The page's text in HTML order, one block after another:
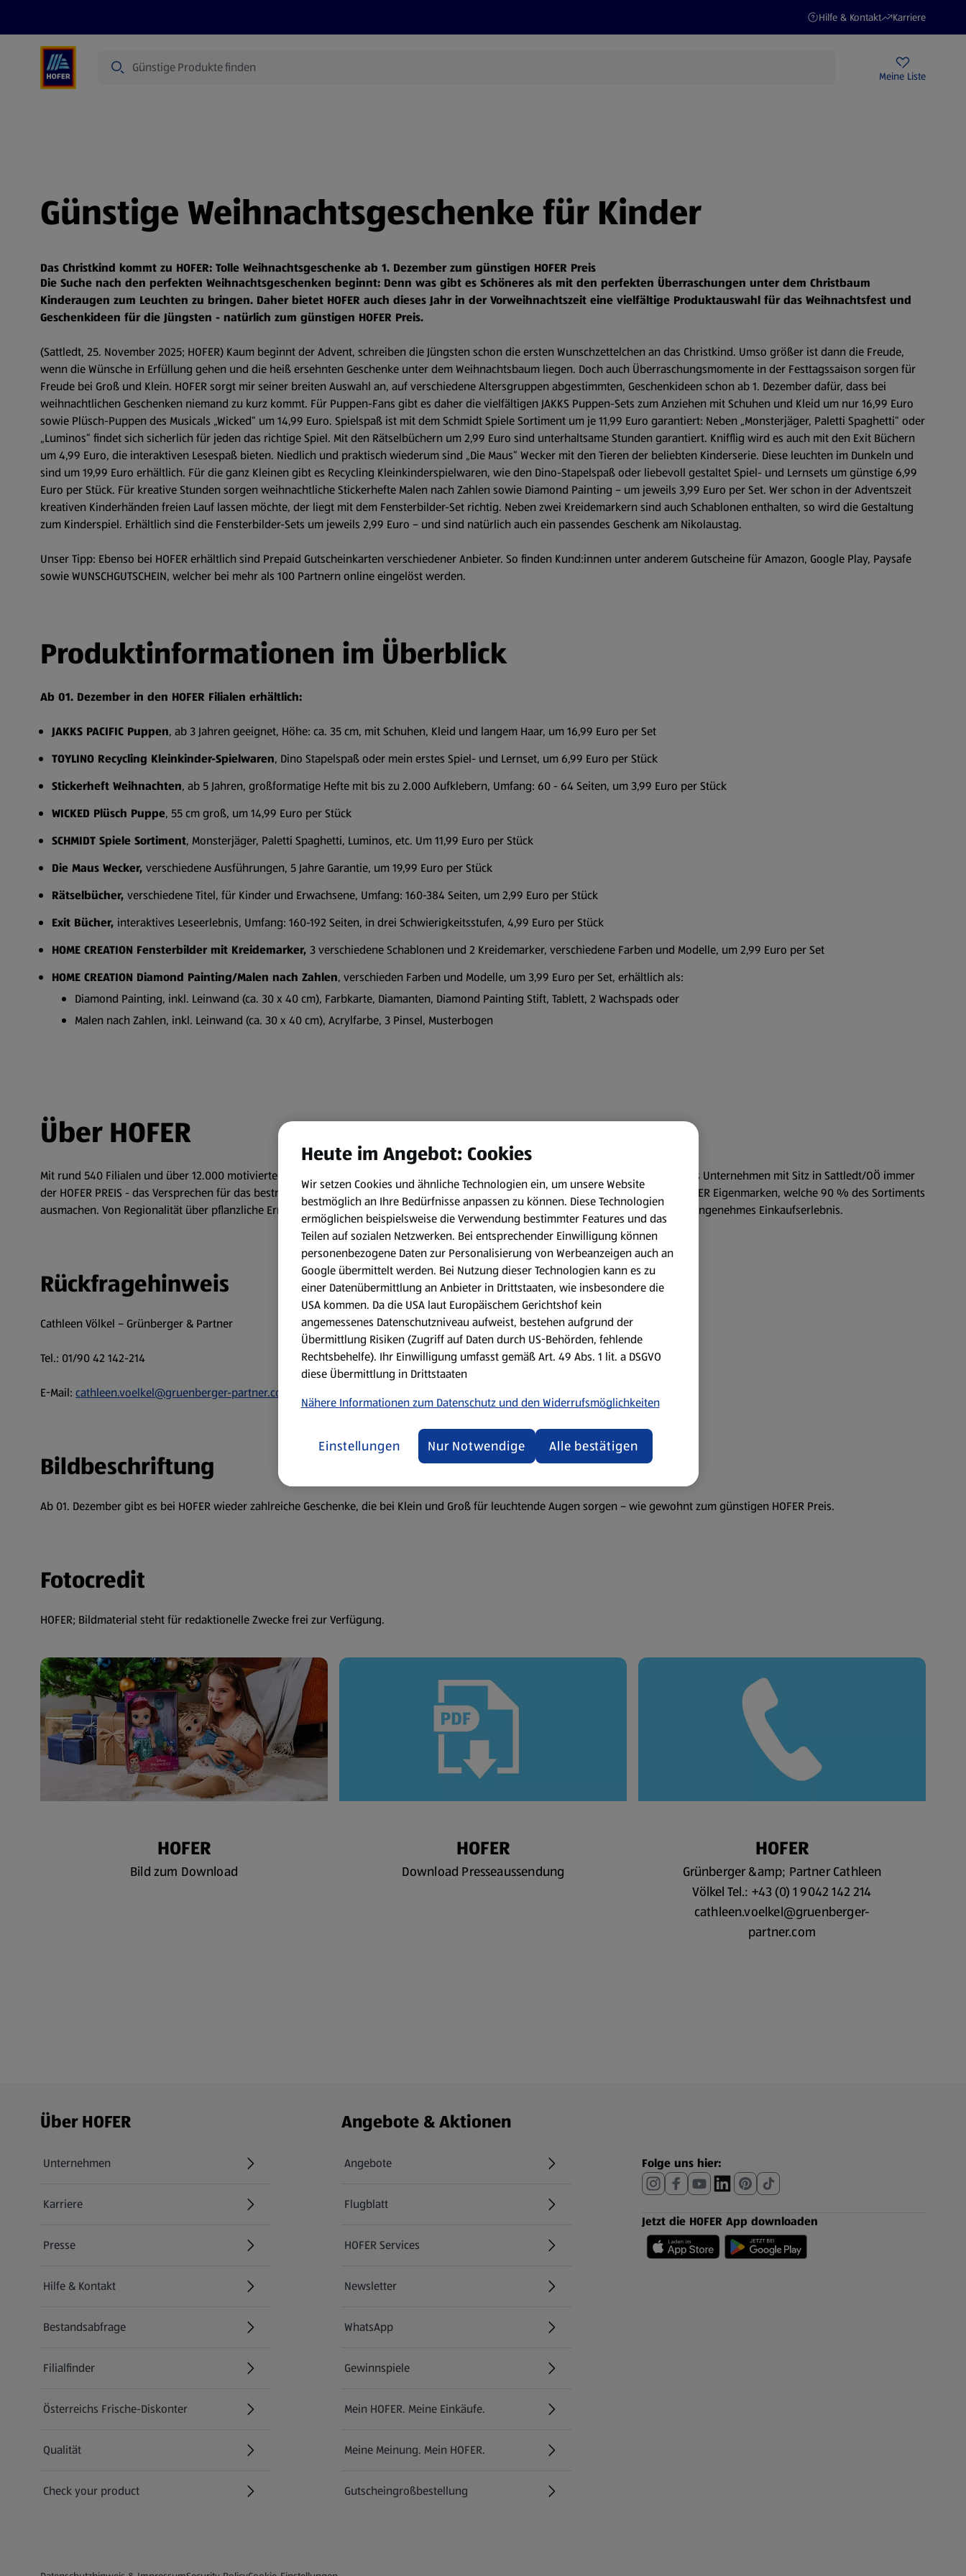
Hilfe & Kontakt
(öffnet in einem neuen Tab)
Karriere
(öffnet in einem
Meine Liste
Günstige Weihnachtsgeschenke für Kinder
Das Christkind kommt zu HOFER: Tolle Weihnachtsgeschenke ab 1. Dezember zum günstigen HOFER Preis
Die Suche nach den perfekten Weihnachtsgeschenken beginnt: Denn was gibt es Schöneres als mit den perfekten Überraschungen unter dem Christbaum
Kinderaugen zum Leuchten zu bringen. Daher bietet HOFER auch dieses Jahr in der Vorweihnachtszeit eine vielfältige Produktauswahl für das Weihnachtsfest und
Geschenkideen für die Jüngsten - natürlich zum günstigen HOFER Preis.
(Sattledt, 25. November 2025; HOFER) Kaum beginnt der Advent, schreiben die Jüngsten schon die ersten Wunschzettelchen an das Christkind. Umso größer ist dann die Freude,
wenn die Wünsche in Erfüllung gehen und die heiß ersehnten Geschenke unter dem Weihnachtsbaum liegen. Doch auch Überraschungsmomente in der Festtagssaison sorgen für
Freude bei Groß und Klein. HOFER sorgt mir seiner breiten Auswahl an, auf verschiedene Altersgruppen abgestimmten, Geschenkideen schon ab 1. Dezember dafür, dass bei
weihnachtlichen Geschenken niemand zu kurz kommt. Für Puppen-Fans gibt es daher die vielfältigen JAKKS Puppen-Sets zum Anziehen mit Schuhen und Kleid um nur 16,99 Euro
sowie Plüsch-Puppen des Musicals „Wicked“ um 14,99 Euro. Spielspaß ist mit dem Schmidt Spiele Sortiment um je 11,99 Euro garantiert: Neben „Monsterjäger, Paletti Spaghetti“ oder
„Luminos“ findet sich sicherlich für jeden das richtige Spiel. Mit den Rätselbüchern um 2,99 Euro sind unterhaltsame Stunden garantiert. Knifflig wird es auch mit den Exit Büchern
um 4,99 Euro, die interaktiven Lesespaß bieten. Niedlich und praktisch wiederum sind „Die Maus“ Wecker mit den Tieren der beliebten Kinderserie. Diese leuchten im Dunkeln und
sind um 19,99 Euro erhältlich. Für die ganz Kleinen gibt es Recycling Kleinkinderspielwaren, wie den Dino-Stapelspaß oder liebevoll gestaltet Spiel- und Lernsets um günstige 6,99
Euro per Stück. Für kreative Stunden sorgen weihnachtliche Stickerhefte Malen nach Zahlen sowie Diamond Painting – um jeweils 3,99 Euro per Set. Wer schon in der Adventszeit
kreativen Kinderhänden freien Lauf lassen möchte, der liegt mit dem Fensterbilder-Set richtig. Neben zwei Kreidemarkern sind auch Schablonen enthalten, so wird die Gestaltung
zum Kinderspiel. Erhältlich sind die Fensterbilder-Sets um jeweils 2,99 Euro – und sind natürlich auch ein passendes Geschenk am Nikolaustag.
Unser Tipp: Ebenso bei HOFER erhältlich sind Prepaid Gutscheinkarten verschiedener Anbieter. So finden Kund:innen unter anderem Gutscheine für Amazon, Google Play, Paysafe
sowie WUNSCHGUTSCHEIN, welcher bei mehr als 100 Partnern online eingelöst werden.
Produktinformationen im Überblick
Ab 01. Dezember in den HOFER Filialen erhältlich:
JAKKS PACIFIC Puppen, ab 3 Jahren geeignet, Höhe: ca. 35 cm, mit Schuhen, Kleid und langem Haar, um 16,99 Euro per Set
TOYLINO Recycling Kleinkinder-Spielwaren, Dino Stapelspaß oder mein erstes Spiel- und Lernset, um 6,99 Euro per Stück
Stickerheft Weihnachten, ab 5 Jahren, großformatige Hefte mit bis zu 2.000 Aufklebern, Umfang: 60 - 64 Seiten, um 3,99 Euro per Stück
WICKED Plüsch Puppe, 55 cm groß, um 14,99 Euro per Stück
SCHMIDT Spiele Sortiment, Monsterjäger, Paletti Spaghetti, Luminos, etc. Um 11,99 Euro per Stück
Die Maus Wecker, verschiedene Ausführungen, 5 Jahre Garantie, um 19,99 Euro per Stück
Rätselbücher, verschiedene Titel, für Kinder und Erwachsene, Umfang: 160-384 Seiten, um 2,99 Euro per Stück
Exit Bücher, interaktives Leseerlebnis, Umfang: 160-192 Seiten, in drei Schwierigkeitsstufen, 4,99 Euro per Stück
HOME CREATION Fensterbilder mit Kreidemarker, 3 verschiedene Schablonen und 2 Kreidemarker, verschiedene Farben und Modelle, um 2,99 Euro per Set
HOME CREATION Diamond Painting/Malen nach Zahlen, verschieden Farben und Modelle, um 3,99 Euro per Set, erhältlich als:
Diamond Painting, inkl. Leinwand (ca. 30 x 40 cm), Farbkarte, Diamanten, Diamond Painting Stift, Tablett, 2 Wachspads oder
Malen nach Zahlen, inkl. Leinwand (ca. 30 x 40 cm), Acrylfarbe, 3 Pinsel, Musterbogen
Über HOFER
Mit rund 540 Filialen und über 12.000 motivierten Mitarbeiter:innen ist HOFER Diskonter Nr. 1 in Österreich. Im Mittelpunkt steht für das Unternehmen mit Sitz in Sattledt/OÖ immer
der HOFER PREIS - das Versprechen für das bestmögliche Preis-Leistungs-Verhältnis. Dafür sorgen die starken und unabhängigen HOFER Eigenmarken, welche 90 % des Sortiments
ausmachen. Von Regionalität über pflanzliche Ernährung bis hin zu mehr Frische bietet HOFER seinen Kund:innen ein modernes und angenehmes Einkaufserlebnis.
Rückfragehinweis
Cathleen Völkel – Grünberger & Partner
Tel.: 01/90 42 142-214
E-Mail: cathleen.voelkel@gruenberger-partner.com
Bildbeschriftung
Ab 01. Dezember gibt es bei HOFER wieder zahlreiche Geschenke, die bei Klein und Groß für leuchtende Augen sorgen – wie gewohnt zum günstigen HOFER Preis.
Fotocredit
HOFER; Bildmaterial steht für redaktionelle Zwecke frei zur Verfügung.
HOFER
Bild zum Download
HOFER
Download Presseaussendung
HOFER
Grünberger &amp; Partner Cathleen
Völkel Tel.: +43 (0) 1 9042 142 214
cathleen.voelkel@gruenberger-
partner.com
Fußzeilenmenü - weitere Links
Über HOFER
Unternehmen
Karriere
(öffnet in einem neuen Tab)
Presse
Hilfe & Kontakt
(öffnet in einem neuen Tab)
Bestandsabfrage
(öffnet in einem neuen Tab)
Filialfinder
Österreichs Frische-Diskonter
Qualität
Check your product
(öffnet in einem neuen Tab)
Angebote & Aktionen
Angebote
Flugblatt
HOFER Services
Newsletter
WhatsApp
Gewinnspiele
Mein HOFER. Meine Einkäufe.
Meine Meinung. Mein HOFER.
Gutscheingroßbestellung
(öffnet in einem neuen Tab)
Folge uns hier:
Jetzt die HOFER App downloaden
Heute im Angebot: Cookies
Wir setzen Cookies und ähnliche Technologien ein, um unsere Website
bestmöglich an Ihre Bedürfnisse anpassen zu können. Diese Technologien
ermöglichen beispielsweise die Verwendung bestimmter Features und das
Teilen auf sozialen Netzwerken. Bei entsprechender Einwilligung können
personenbezogene Daten zur Personalisierung von Werbeanzeigen auch an
Google übermittelt werden. Bei Nutzung dieser Technologien kann es zu
einer Datenübermittlung an Anbieter in Drittstaaten, wie insbesondere die
USA kommen. Da die USA laut Europäischem Gerichtshof kein
angemessenes Datenschutzniveau aufweist, bestehen aufgrund der
Übermittlung Risiken (Zugriff auf Daten durch US-Behörden, fehlende
Rechtsbehelfe). Ihr Einwilligung umfasst gemäß Art. 49 Abs. 1 lit. a DSGVO
diese Übermittlung in Drittstaaten
Nähere Informationen zum Datenschutz und den Widerrufsmöglichkeiten
Einstellungen Nur Notwendige Alle bestätigen